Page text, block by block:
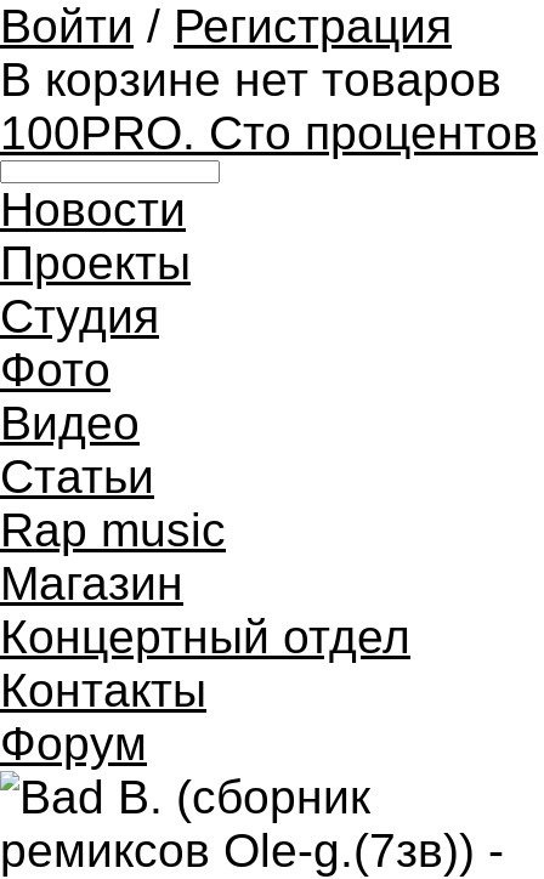
Войти / Регистрация
В корзине нет товаров
100PRO. Сто процентов
Новости
Проекты
Студия
Фото
Видео
Статьи
Rap music
Магазин
Концертный отдел
Контакты
Форум